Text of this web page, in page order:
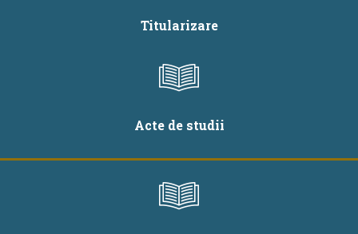
Titularizare
Acte de studii